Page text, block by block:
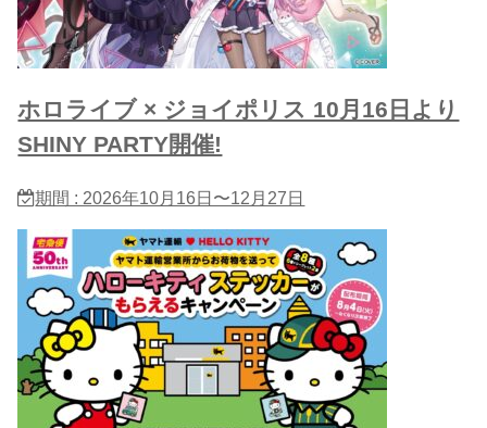
ホロライブ × ジョイポリス 10月16日より
SHINY PARTY開催!
期間 : 2026年10月16日〜12月27日